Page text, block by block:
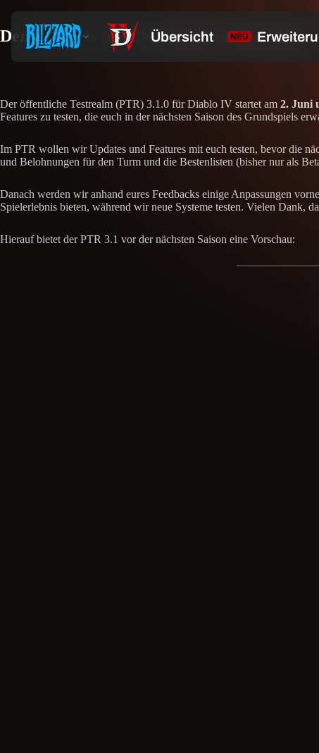
Der PTR 3.1: Alles Wichtige im Überblick
Der öffentliche Testrealm (PTR) 3.1.0 für Diablo IV startet am 2. Juni
Features zu testen, die euch in der nächsten Saison des Grundspiels
Im PTR wollen wir Updates und Features mit euch testen, bevor die
und Belohnungen für den Turm und die Bestenlisten (bisher nur als
Danach werden wir anhand eures Feedbacks einige Anpassungen
Spielerlebnis bieten, während wir neue Systeme testen. Vielen Dank,
Hierauf bietet der PTR 3.1 vor der nächsten Saison eine Vorschau: